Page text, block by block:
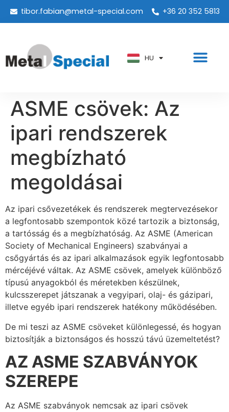
tibor.fabian@metal-special.com +36 20 352 5813
HU
PT
AR
ASME csövek: Az
ipari rendszerek
megbízható
megoldásai
Az ipari csővezetékek és rendszerek megtervezésekor
a legfontosabb szempontok közé tartozik a biztonság,
a tartósság és a megbízhatóság. Az ASME (American
Society of Mechanical Engineers) szabványai a
csőgyártás és az ipari alkalmazások egyik legfontosabb
mércéjévé váltak. Az ASME csövek, amelyek különböző
típusú anyagokból és méretekben készülnek,
kulcsszerepet játszanak a vegyipari, olaj- és gázipari,
illetve egyéb ipari rendszerek hatékony működésében.
De mi teszi az ASME csöveket különlegessé, és hogyan
biztosítják a biztonságos és hosszú távú üzemeltetést?
AZ ASME SZABVÁNYOK
SZEREPE
Az ASME szabványok nemcsak az ipari csövek